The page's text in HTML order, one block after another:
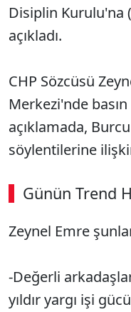
Disiplin Kurulu'na
açıkladı.
CHP Sözcüsü
Merkezi'nde
açıklamada,
söylentilerine
Günün Trend
00:02 / 08:06
Zeynel Emre
-Değerli
yıldır yargı işi